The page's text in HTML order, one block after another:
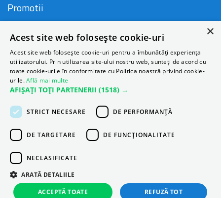
Promotii
Companie
Contact
Despre Autonom
×
Acest site web folosește cookie-uri
Acest site web folosește cookie-uri pentru a îmbunătăți experiența
utilizatorului. Prin utilizarea site-ului nostru web, sunteți de acord cu
toate cookie-urile în conformitate cu Politica noastră privind cookie-
urile.Află mai multe
AFIȘAȚI TOȚI PARTENERII (1518) →
STRICT NECESARE DE PERFORMANȚĂ
DE TARGETARE DE FUNCŢIONALITATE
NECLASIFICATE
ARATĂ DETALIILE
ACCEPTĂ TOATE REFUZĂ TOT